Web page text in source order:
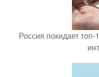
Россия покидает